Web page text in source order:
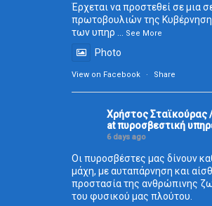
Έρχεται να προστεθεί σε μια
πρωτοβουλιών της
των υπηρ ... See More
Photo
View on Facebook · Share
Χρήστος Σταϊκούρας
at πυροσβεστική
6 days ago
Οι πυροσβέστες μας δίνουν
μάχη, με αυταπάρνηση και
προστασία της ανθρώπινης
του φυσικού μας πλούτου.